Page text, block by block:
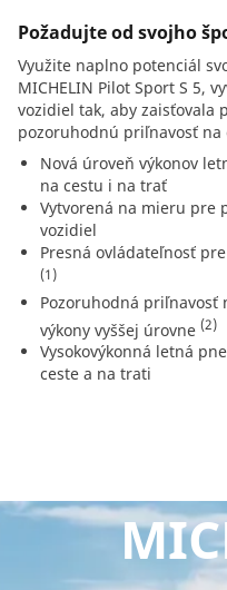
Požadujte od svojho
Využite naplno potenciál
MICHELIN Pilot Sport S 5,
vozidiel tak, aby zaisťovala
pozoruhodnú priľnavosť na
Nová úroveň výkonov
na cestu i na trať
Vytvorená na mieru pre
vozidiel
Presná ovládateľnosť
(1)
Pozoruhodná priľnavosť
výkony vyššej úrovne (2)
Vysokovýkonná letná
ceste a na trati